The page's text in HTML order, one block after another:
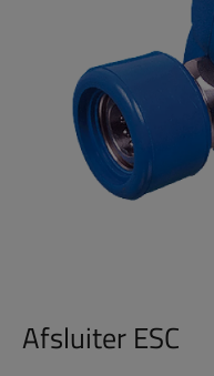
Afsluiter ESC